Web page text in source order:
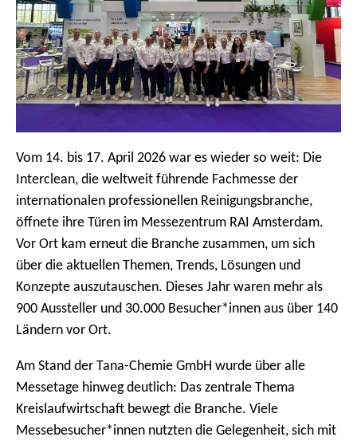
Vom 14. bis 17. April 2026 war es wieder so weit: Die
Interclean, die weltweit führende Fachmesse der
internationalen professionellen Reinigungsbranche,
öffnete ihre Türen im Messezentrum RAI Amsterdam.
Vor Ort kam erneut die Branche zusammen, um sich
über die aktuellen Themen, Trends, Lösungen und
Konzepte auszutauschen. Dieses Jahr waren mehr als
900 Aussteller und 30.000 Besucher*innen aus über 140
Ländern vor Ort.
Am Stand der Tana-Chemie GmbH wurde über alle
Messetage hinweg deutlich: Das zentrale Thema
Kreislaufwirtschaft bewegt die Branche. Viele
Messebesucher*innen nutzten die Gelegenheit, sich mit